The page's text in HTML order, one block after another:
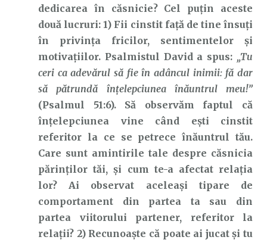
dedicarea în căsnicie? Cel puțin aceste
două lucruri: 1) Fii cinstit față de tine însuți
în privința fricilor, sentimentelor și
motivațiilor. Psalmistul David a spus: „Tu
ceri ca adevărul să fie în adâncul inimii: fă dar
să pătrundă înţelepciunea înăuntrul meu!”
(Psalmul 51:6). Să observăm faptul că
înțelepciunea vine când ești cinstit
referitor la ce se petrece înăuntrul tău.
Care sunt amintirile tale despre căsnicia
părinților tăi, și cum te-a afectat relația
lor? Ai observat aceleași tipare de
comportament din partea ta sau din
partea viitorului partener, referitor la
relații? 2) Recunoaște că poate ai jucat și tu